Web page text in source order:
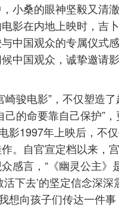
小桑的眼神坚毅又清
影在内地上映时，吉
中国观众的专属仪式
中国观众，诚挚邀请
崎骏电影”，不仅塑造
的命要靠自己保护”
影1997年上映后，不
。自官宣定档以来，
感言，“《幽灵公主》
下去’的坚定信念深
想向孩子们传达一件